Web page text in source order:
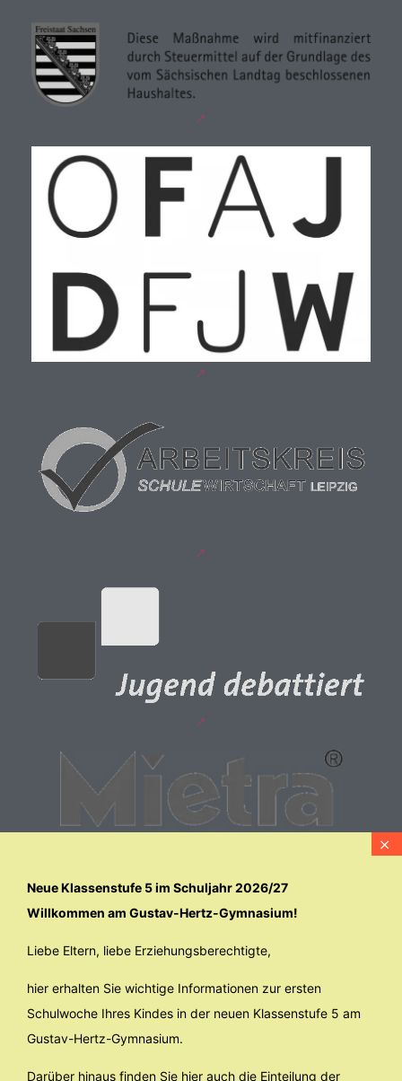
Neue Klassenstufe 5 im Schuljahr 2026/27
Willkommen am Gustav-Hertz-Gymnasium!
Liebe Eltern, liebe Erziehungsberechtigte,
hier erhalten Sie wichtige Informationen zur ersten
Schulwoche Ihres Kindes in der neuen Klassenstufe 5 am
Gustav-Hertz-Gymnasium.
Darüber hinaus finden Sie hier auch die Einteilung der